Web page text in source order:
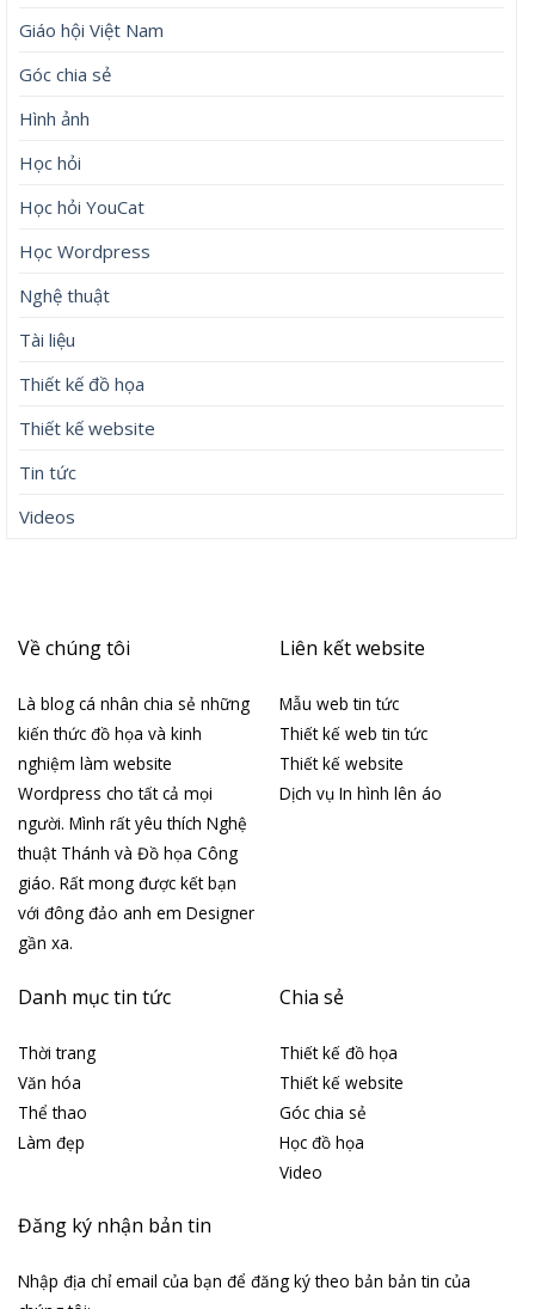
Giáo hội Việt Nam
Góc chia sẻ
Hình ảnh
Học hỏi
Học hỏi YouCat
Học Wordpress
Nghệ thuật
Tài liệu
Thiết kế đồ họa
Thiết kế website
Tin tức
Videos
Về chúng tôi
Là blog cá nhân chia sẻ những
kiến thức đồ họa và kinh
nghiệm làm website
Wordpress cho tất cả mọi
người. Mình rất yêu thích Nghệ
thuật Thánh và Đồ họa Công
giáo. Rất mong được kết bạn
với đông đảo anh em Designer
gần xa.
Liên kết website
Mẫu web tin tức
Thiết kế web tin tức
Thiết kế website
Dịch vụ In hình lên áo
Danh mục tin tức
Thời trang
Văn hóa
Thể thao
Làm đẹp
Chia sẻ
Thiết kế đồ họa
Thiết kế website
Góc chia sẻ
Học đồ họa
Video
Đăng ký nhận bản tin
Nhập địa chỉ email của bạn để đăng ký theo bản bản tin của